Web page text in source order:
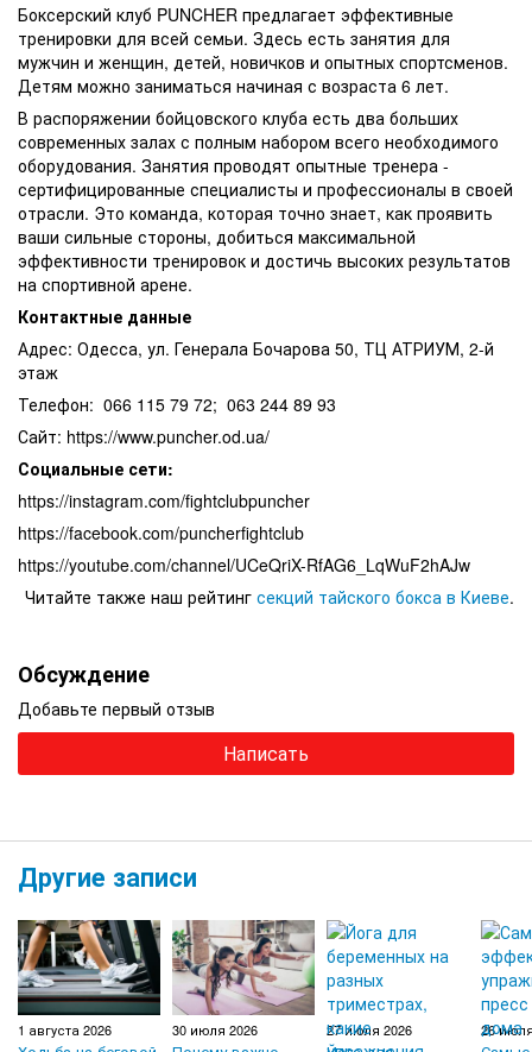
Боксерский клуб PUNCHER предлагает эффективные
тренировки для всей семьи. Здесь есть занятия для
мужчин и женщин, детей, новичков и опытных спортсменов.
Детям можно заниматься начиная с возраста 6 лет.
В распоряжении бойцовского клуба есть два больших
современных залах с полным набором всего необходимого
оборудования. Занятия проводят опытные тренера -
сертифицированные специалисты и профессионалы в своей
отрасли. Это команда, которая точно знает, как проявить
ваши сильные стороны, добиться максимальной
эффективности тренировок и достичь высоких результатов
на спортивной арене.
Контактные данные
Адрес: Одесса, ул. Генерала Бочарова 50, ТЦ АТРИУМ, 2-й
этаж
Телефон: 066 115 79 72; 063 244 89 93
Сайт: https://www.puncher.od.ua/
Социальные сети:
https://instagram.com/fightclubpuncher
https://facebook.com/puncherfightclub
https://youtube.com/channel/UCeQriX-RfAG6_LqWuF2hAJw
Читайте также наш рейтинг секций тайского бокса в Киеве.
Обсуждение
Добавьте первый отзыв
Написать
Другие записи
1 августа 2026 30 июля 2026 27 июля 2026 26